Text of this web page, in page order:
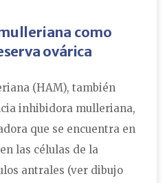
como
ovárica
(HAM), también
inhibidora mulleriana,
que se encuentra en
las células de la
antrales (ver dibujo